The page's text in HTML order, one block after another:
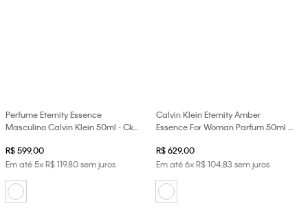
Perfume Eternity Essence
Masculino Calvin Klein 50ml - Ck
R$599,00
Em até5xR$119,80sem juros
Calvin Klein Eternity Amber
Essence For Woman Parfum 50ml -
R$629,00
Em até6xR$10483 sem juros